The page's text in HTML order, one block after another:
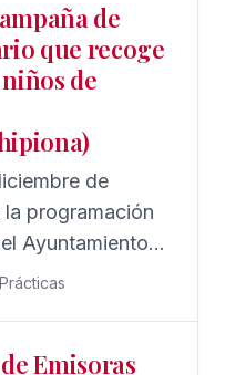
Antonio
por
los
los Reyes
Real.
de
que recoge
de
de
Ayuntamiento
de la
con
Emisoras